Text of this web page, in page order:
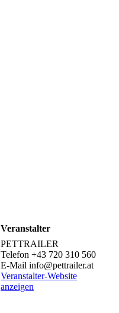
Veranstalter
PETTRAILER
Telefon +43 720 310 560
E-Mail info@pettrailer.at
Veranstalter-Website
anzeigen